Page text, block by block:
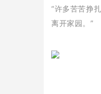
“许多苦苦挣
离开家园。”